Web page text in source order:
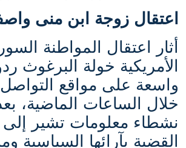
اعتقال زوجة ابن منى
أثار اعتقال المواطنة
الأمريكية خولة البرغوث
واسعة على مواقع
خلال الساعات الماضية،
نشطاء معلومات تشير إلى
القضية بآرائها السياسية